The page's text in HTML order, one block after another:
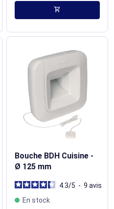
shopping_cart
Bouche BDH Cuisine -
Ø 125 mm
4.3/5 - 9 avis
En stock